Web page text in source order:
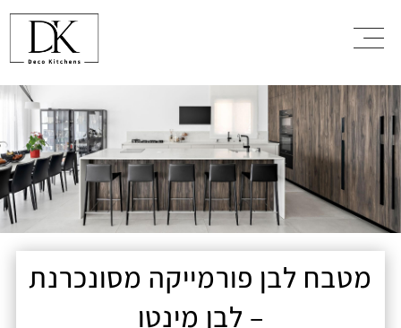
מטבח לבן פורמייקה מסונכרנת
– לבן מינטו